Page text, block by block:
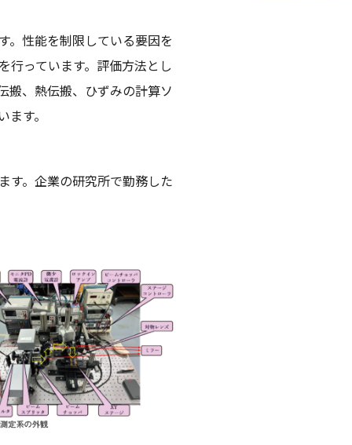
。性能を制限している要因を
行っています。評価方法とし
搬、熱伝搬、ひずみの計算ソ
す。
す。企業の研究所で勤務した